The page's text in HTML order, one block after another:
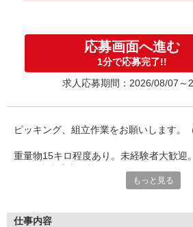
応募画面へ進む
1分で応募完了!!
求人応募期間：2026/08/07～
ピッキング、組立作業をお願いします。
重量物15キロ程度あり。未経験者大歓迎
業務の半分は人気の座り作業。幅広い年
があります。詳細はオペレーターへお問
もっと見る
仕事内容